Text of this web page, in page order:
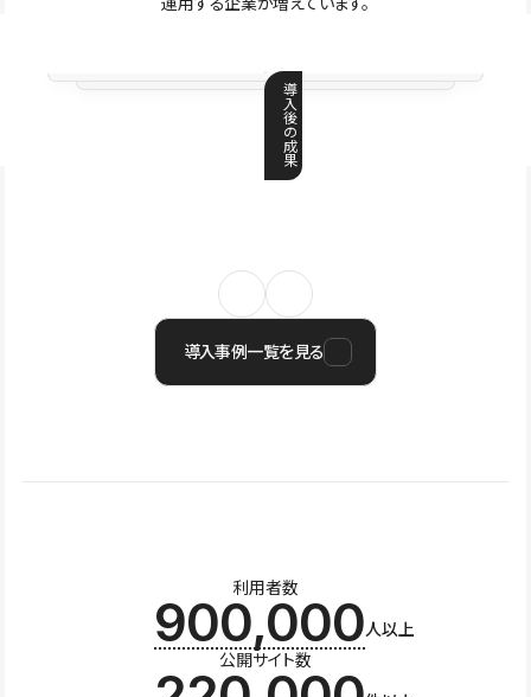
導
入
後
の
成
果
導入事例一覧を見る
利用者数
900,000人以上
公開サイト数